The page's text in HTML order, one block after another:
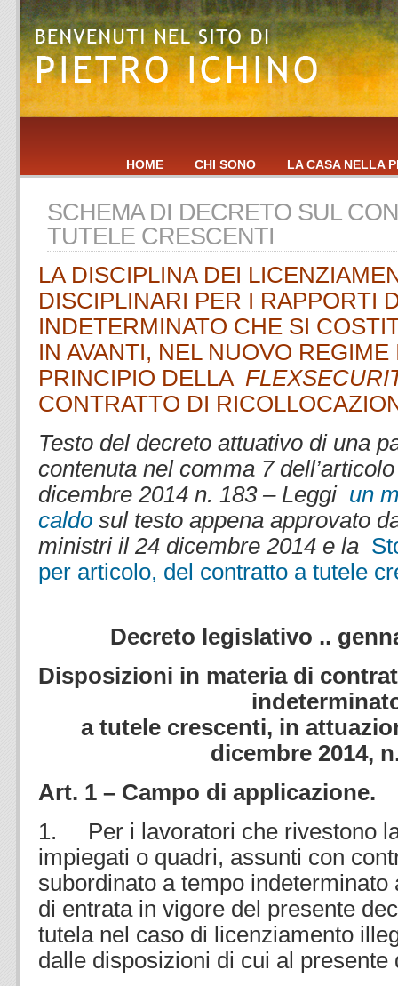
HOME CHI SONO LA CASA NELLA
SCHEMA DI DECRETO SUL
TUTELE CRESCENTI
LA DISCIPLINA DEI
DISCIPLINARI PER I RAPPORTI
INDETERMINATO CHE SI
IN AVANTI, NEL NUOVO REGIME
PRINCIPIO DELLA
CONTRATTO DI
Testo del decreto attuativo di una
contenuta nel comma 7
dicembre 2014 n. 183 – Leggi un
caldo sul testo appena approvato
ministri il 24 dicembre 2014 e la
per articolo, del contratto a tutele
Decreto legislativo ..
Disposizioni in materia di
a tutele crescenti, in
dicembre 2014,
Art. 1 – Campo di applicazione.
1. Per i lavoratori che rivestono
impiegati o quadri, assunti con
subordinato a tempo
di entrata in vigore del presente
tutela nel caso di licenziamento
dalle disposizioni di cui al presente